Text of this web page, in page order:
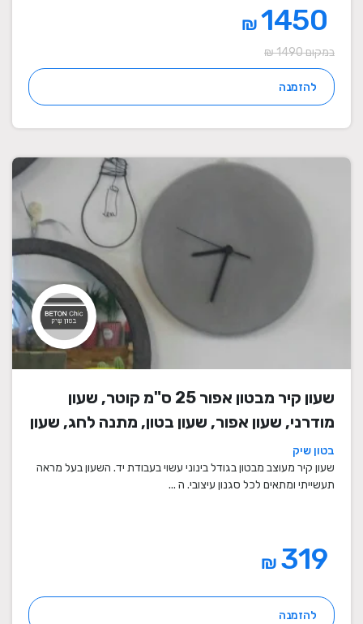
₪
במקום 1490 ₪
להזמנה
שעון קיר מבטון אפור 25 ס"מ קוטר, שעון
מודרני, שעון אפור, שעון בטון, מתנה לחג, שעון
מעוצב, שעון מיוחד, שעון תעשייתי, שעון לסלון,
שעון קיר
בטון שיק
שעון קיר מעוצב מבטון בגודל בינוני עשוי בעבודת יד. השעון בעל מראה
תעשייתי ומתאים לכל סגנון עיצובי. ה ...
₪
להזמנה